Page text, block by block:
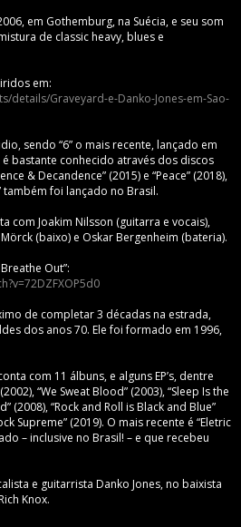
em Gothemburg, na Suécia, e seu som
de classic heavy, blues e
em:
details/Graveyard-e-Danko-Jones-em-Sao-
sendo “6” o mais recente, lançado em
bastante conhecido através dos discos
& Decandence” (2015) e “Peace” (2018),
também foi lançado no Brasil.
com Joakim Nilsson (guitarra e vocais),
(baixo) e Oskar Bergenheim (bateria).
Out”:
de completar 3 décadas na estrada,
dos anos 70. Ele foi formado em 1996,
com 11 álbuns, e alguns EP’s, dentre
“We Sweat Blood” (2003), “Sleep Is the
(2008), “Rock and Roll is Black and Blue”
Supreme” (2019). O mais recente é “Eletric
– inclusive no Brasil! – e que recebeu
e guitarrista Danko Jones, no baixista
Knox.